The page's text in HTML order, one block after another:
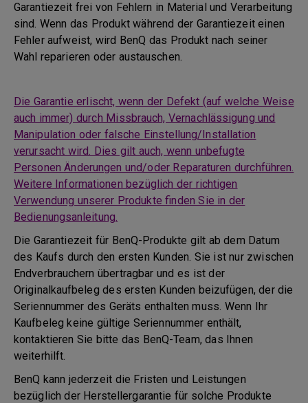
Garantiezeit frei von Fehlern in Material und Verarbeitung
sind. Wenn das Produkt während der Garantiezeit einen
Fehler aufweist, wird BenQ das Produkt nach seiner
Wahl reparieren oder austauschen.
Die Garantie erlischt, wenn der Defekt (auf welche Weise
auch immer) durch Missbrauch, Vernachlässigung und
Manipulation oder falsche Einstellung/Installation
verursacht wird. Dies gilt auch, wenn unbefugte
Personen Änderungen und/oder Reparaturen durchführen.
Weitere Informationen bezüglich der richtigen
Verwendung unserer Produkte finden Sie in der
Bedienungsanleitung.
Die Garantiezeit für BenQ-Produkte gilt ab dem Datum
des Kaufs durch den ersten Kunden. Sie ist nur zwischen
Endverbrauchern übertragbar und es ist der
Originalkaufbeleg des ersten Kunden beizufügen, der die
Seriennummer des Geräts enthalten muss. Wenn Ihr
Kaufbeleg keine gültige Seriennummer enthält,
kontaktieren Sie bitte das BenQ-Team, das Ihnen
weiterhilft.
BenQ kann jederzeit die Fristen und Leistungen
bezüglich der Herstellergarantie für solche Produkte